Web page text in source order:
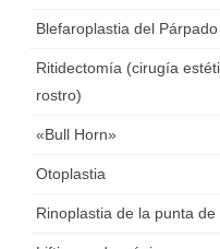
Blefaroplastia del
Ritidectomía (cirugía
rostro)
«Bull Horn»
Otoplastia
Rinoplastia de la punta de